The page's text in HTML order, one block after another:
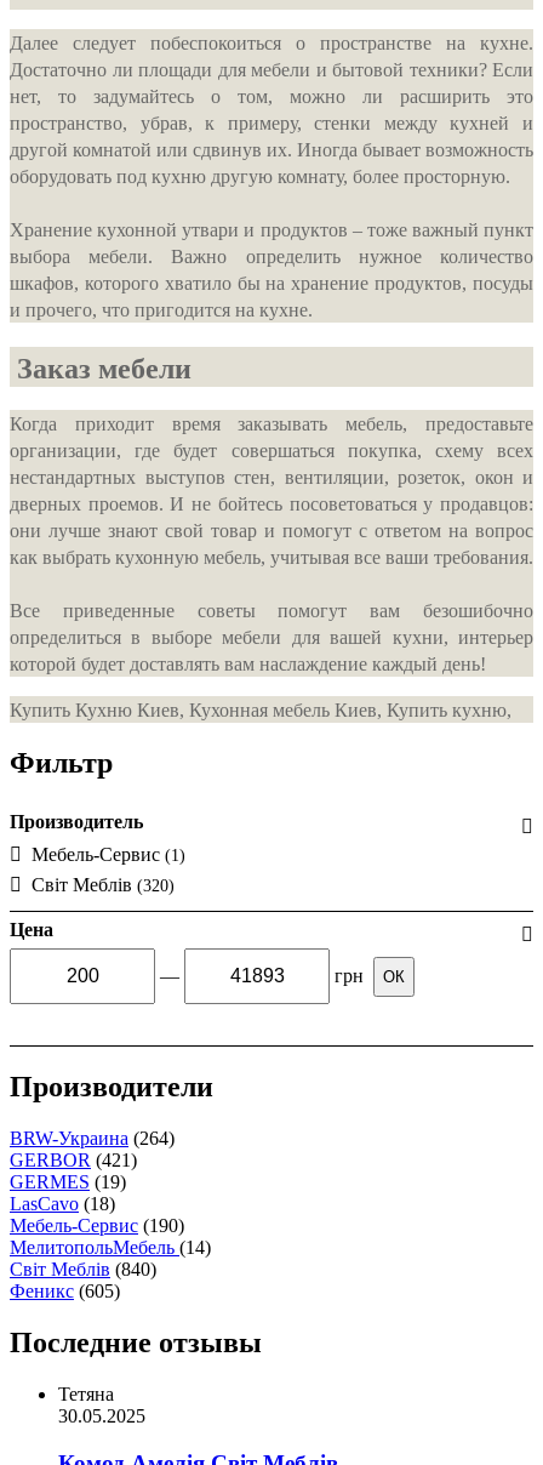
Далее следует побеспокоиться о пространстве на кухне.
Достаточно ли площади для мебели и бытовой техники? Если
нет, то задумайтесь о том, можно ли расширить это
пространство, убрав, к примеру, стенки между кухней и
другой комнатой или сдвинув их. Иногда бывает возможность
оборудовать под кухню другую комнату, более просторную.
Хранение кухонной утвари и продуктов – тоже важный пункт
выбора мебели. Важно определить нужное количество
шкафов, которого хватило бы на хранение продуктов, посуды
и прочего, что пригодится на кухне.
Заказ мебели
Когда приходит время заказывать мебель, предоставьте
организации, где будет совершаться покупка, схему всех
нестандартных выступов стен, вентиляции, розеток, окон и
дверных проемов. И не бойтесь посоветоваться у продавцов:
они лучше знают свой товар и помогут с ответом на вопрос
как выбрать кухонную мебель, учитывая все ваши требования.
Все приведенные советы помогут вам безошибочно
определиться в выборе мебели для вашей кухни, интерьер
которой будет доставлять вам наслаждение каждый день!
Купить Кухню Киев, Кухонная мебель Киев, Купить кухню,
Фильтр
Производитель
Мебель-Сервис (1)
Світ Меблів (320)
Цена
— грн ОК
Производители
BRW-Украина (264)
GERBOR (421)
GERMES (19)
LasCavo (18)
Мебель-Сервис (190)
МелитопольМебель (14)
Світ Меблів (840)
Феникс (605)
Последние отзывы
Тетяна
30.05.2025